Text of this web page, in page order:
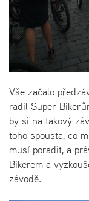
Vše začalo
radil Super
by si na takový
toho spousta, co
musí poradit, a
Bikerem a
závodě.